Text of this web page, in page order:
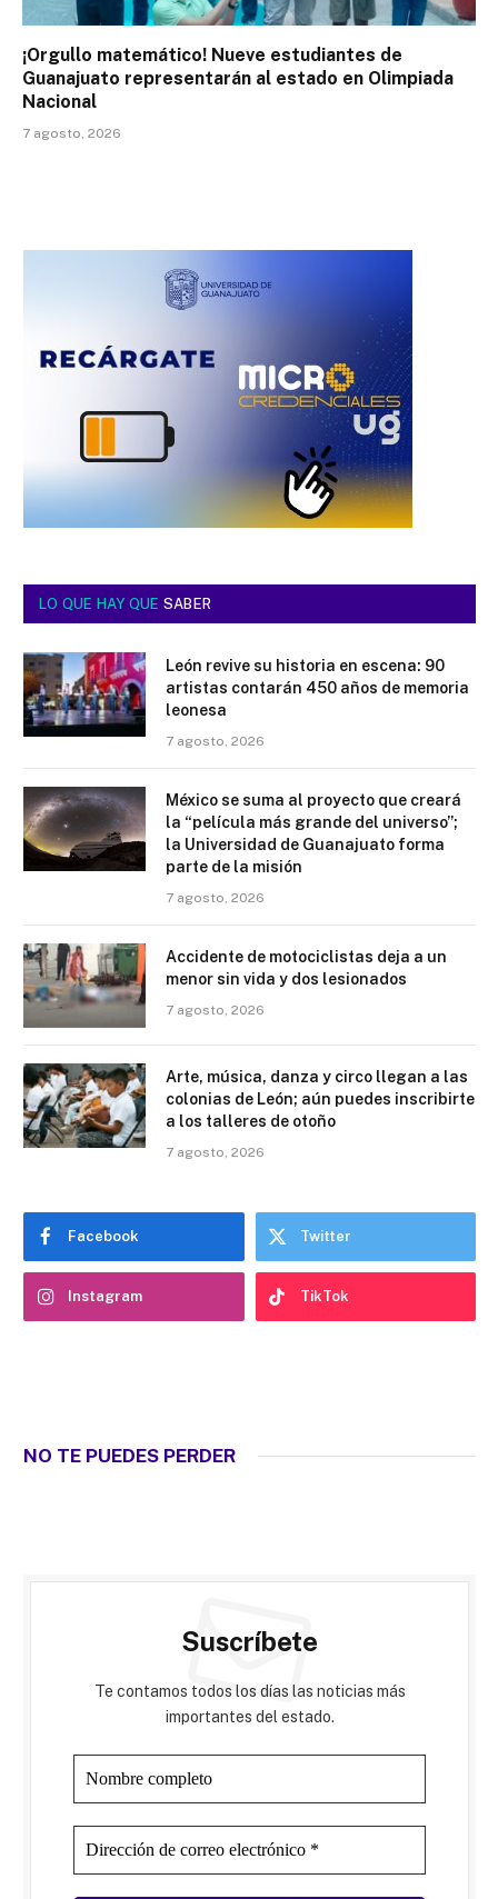
¡Orgullo matemático! Nueve estudiantes de
Guanajuato representarán al estado en Olimpiada
Nacional
7 agosto, 2026
LO QUE HAY QUE SABER
León revive su historia en escena: 90
artistas contarán 450 años de memoria
leonesa
7 agosto, 2026
México se suma al proyecto que creará
la “película más grande del universo”;
la Universidad de Guanajuato forma
parte de la misión
7 agosto, 2026
Accidente de motociclistas deja a un
menor sin vida y dos lesionados
7 agosto, 2026
Arte, música, danza y circo llegan a las
colonias de León; aún puedes inscribirte
a los talleres de otoño
7 agosto, 2026
Facebook Twitter
Instagram TikTok
NO TE PUEDES PERDER
Suscríbete
Te contamos todos los días las noticias más
importantes del estado.